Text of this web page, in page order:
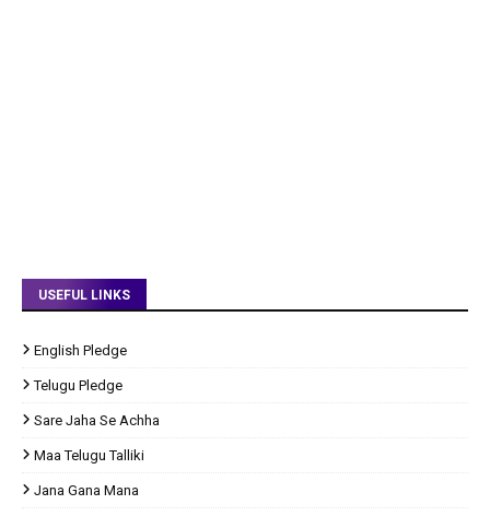
USEFUL LINKS
English Pledge
Telugu Pledge
Sare Jaha Se Achha
Maa Telugu Talliki
Jana Gana Mana